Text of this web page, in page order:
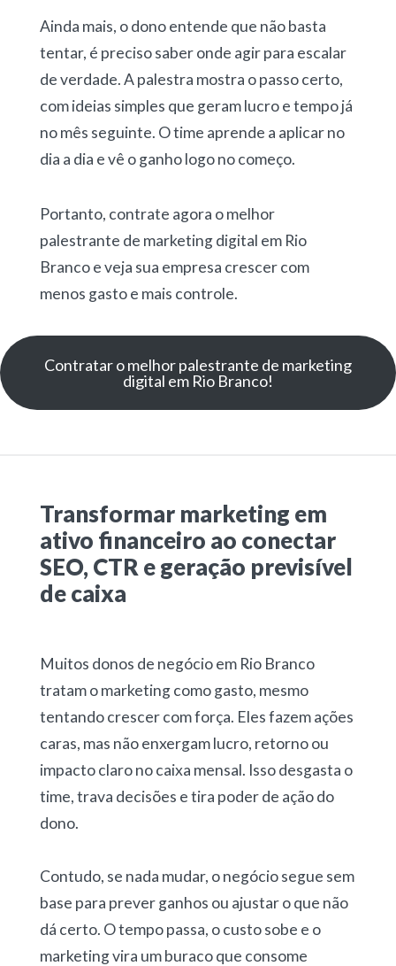
Ainda mais, o dono entende que não basta
tentar, é preciso saber onde agir para escalar
de verdade. A palestra mostra o passo certo,
com ideias simples que geram lucro e tempo já
no mês seguinte. O time aprende a aplicar no
dia a dia e vê o ganho logo no começo.
Portanto, contrate agora o melhor
palestrante de marketing digital em Rio
Branco e veja sua empresa crescer com
menos gasto e mais controle.
Contratar o melhor palestrante de marketing
digital em Rio Branco!
Transformar marketing em
ativo financeiro ao conectar
SEO, CTR e geração previsível
de caixa
Muitos donos de negócio em Rio Branco
tratam o marketing como gasto, mesmo
tentando crescer com força. Eles fazem ações
caras, mas não enxergam lucro, retorno ou
impacto claro no caixa mensal. Isso desgasta o
time, trava decisões e tira poder de ação do
dono.
Contudo, se nada mudar, o negócio segue sem
base para prever ganhos ou ajustar o que não
dá certo. O tempo passa, o custo sobe e o
marketing vira um buraco que consome